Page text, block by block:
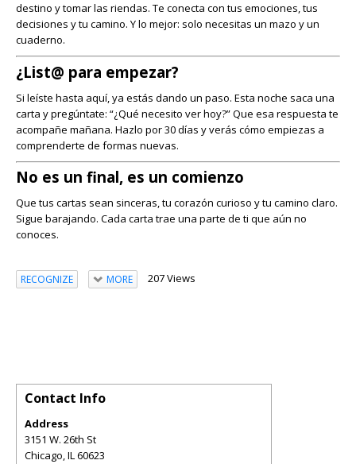
destino y tomar las riendas. Te conecta con tus emociones, tus
decisiones y tu camino. Y lo mejor: solo necesitas un mazo y un
cuaderno.
¿List@ para empezar?
Si leíste hasta aquí, ya estás dando un paso. Esta noche saca una
carta y pregúntate: “¿Qué necesito ver hoy?” Que esa respuesta te
acompañe mañana. Hazlo por 30 días y verás cómo empiezas a
comprenderte de formas nuevas.
No es un final, es un comienzo
Que tus cartas sean sinceras, tu corazón curioso y tu camino claro.
Sigue barajando. Cada carta trae una parte de ti que aún no
conoces.
RECOGNIZE MORE 207 Views
Contact Info
Address
3151 W. 26th St
Chicago,IL60623